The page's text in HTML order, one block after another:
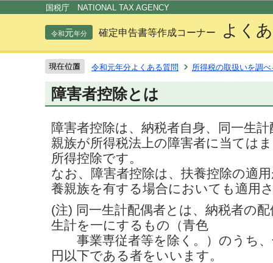
国税庁 NATIONAL TAX AGENCY
令和元年分 確定申告書等作成コーナー よく
令和元年分よくある質問 所得税の取扱いを調べ
障害者控除とは
障害者控除は、納税者自身、同一生
親族が所得税法上の障害者に当ては
所得控除です。
なお、障害者控除は、扶養控除の適
養親族を有する場合においても適用
(注) 同一生計配偶者とは、納税者の
生計を一にするもの（青色
事業専従者等を除く。）のうち、
円以下である者をいいます。